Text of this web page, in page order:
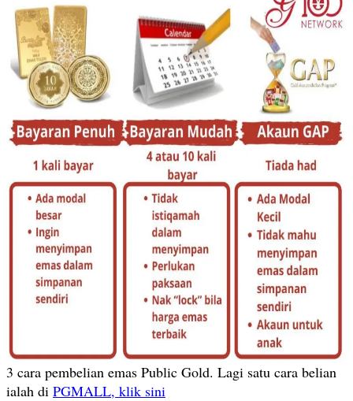
3 cara pembelian emas Public Gold. Lagi satu cara belian
ialah di PGMALL, klik sini